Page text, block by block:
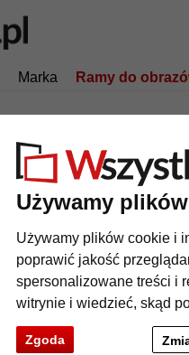
Używamy
Używamy plików cookie i
poprawić jakość
spersonalizowane treści i
witrynie i wiedzieć, skąd
Zgoda
Marka Ramy do
Ramy aluminiowe
aluminiowa